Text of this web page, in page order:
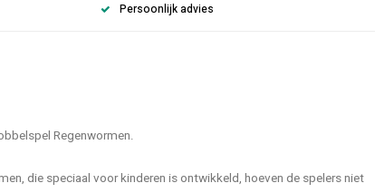
Persoonlijk advies
Regenwormen.
die speciaal voor kinderen is ontwikkeld, hoeven de spelers niet